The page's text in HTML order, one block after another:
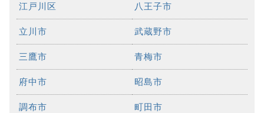
江戸川区 八王子市
立川市 武蔵野市
三鷹市 青梅市
府中市 昭島市
調布市 町田市